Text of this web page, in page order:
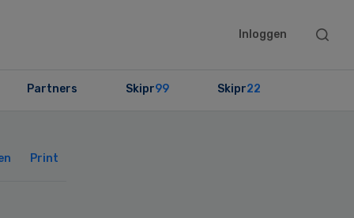
Inloggen
Search
Partners Skipr99 Skipr22
Print